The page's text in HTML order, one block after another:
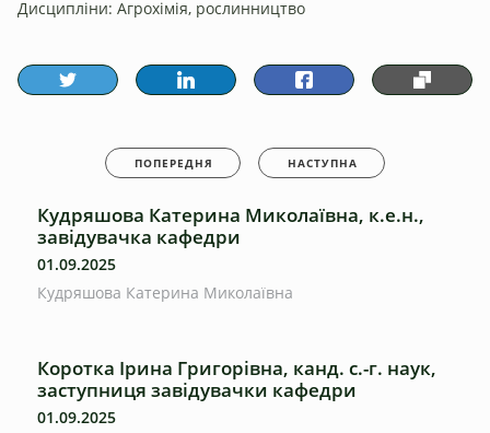
Дисципліни: Агрохімія, рослинництво
ПОПЕРЕДНЯ НАСТУПНА
Кудряшова Катерина Миколаївна, к.е.н.,
завідувачка кафедри
01.09.2025
Кудряшова Катерина Миколаївна
Коротка Ірина Григорівна, канд. с.-г. наук,
заступниця завідувачки кафедри
01.09.2025